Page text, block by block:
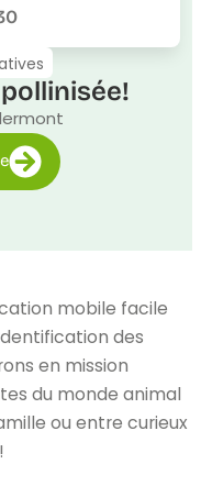
mobile facile
des
en mission
du monde animal
ou entre curieux